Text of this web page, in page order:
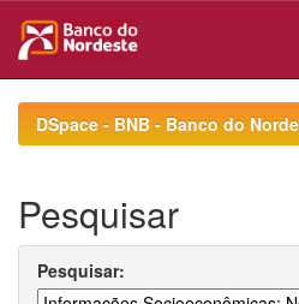
navigationDSpace - BNB - Banco do
Pesquisar
Pesquisar: